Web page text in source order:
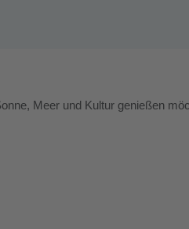
Meer und Kultur genießen